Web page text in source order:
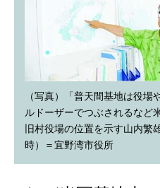
（写真）「普天間基地は役場
ルドーザーでつぶされるなど
旧村役場の位置を示す山内繁
時）＝宜野湾市役所